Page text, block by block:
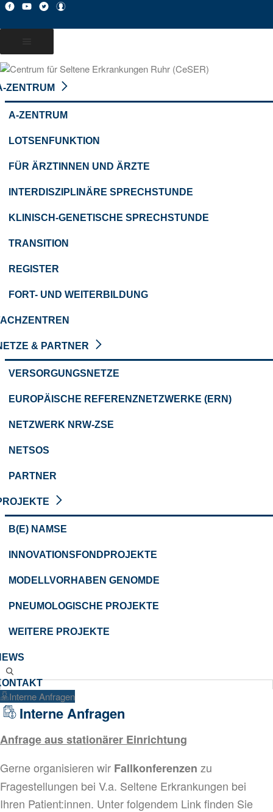
ZENTRUM
A-ZENTRUM
LOTSENFUNKTION
FÜR ÄRZTINNEN UND ÄRZTE
INTERDISZIPLINÄRE SPRECHSTUNDE
KLINISCH-GENETISCHE SPRECHSTUNDE
TRANSITION
REGISTER
FORT- UND WEITERBILDUNG
& PARTNER
VERSORGUNGSNETZE
EUROPÄISCHE REFERENZNETZWERKE (ERN)
NETZWERK NRW-ZSE
NETSOS
PARTNER
B(E) NAMSE
INNOVATIONSFONDPROJEKTE
MODELLVORHABEN GENOMDE
PNEUMOLOGISCHE PROJEKTE
WEITERE PROJEKTE
S
h
Interne Anfragen
Interne Anfragen
Anfrage aus stationärer Einrichtung
Gerne organisieren wir Fallkonferenzen zu
Fragestellungen bei V.a. Seltene Erkrankungen bei
Ihren Patient:innen. Unter folgendem Link finden Sie